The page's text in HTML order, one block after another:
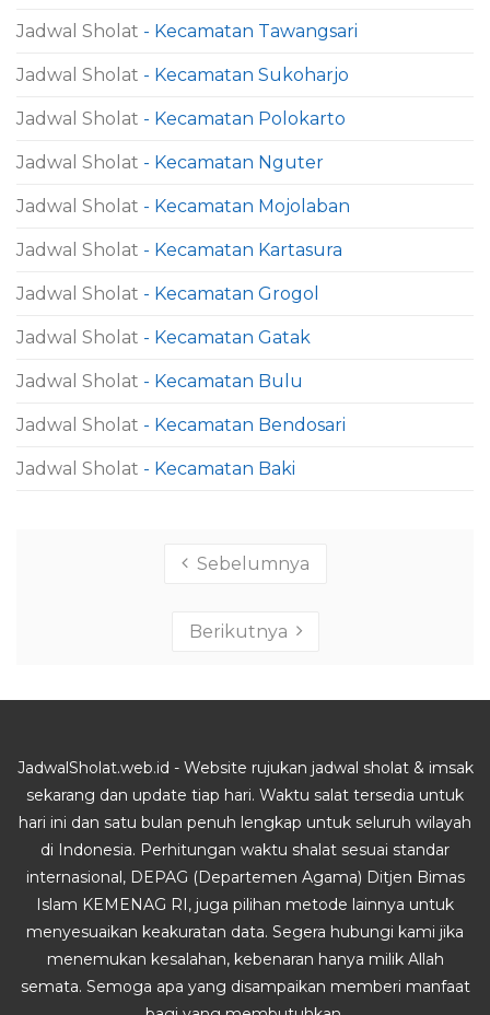
Jadwal Sholat - Kecamatan Tawangsari
Jadwal Sholat - Kecamatan Sukoharjo
Jadwal Sholat - Kecamatan Polokarto
Jadwal Sholat - Kecamatan Nguter
Jadwal Sholat - Kecamatan Mojolaban
Jadwal Sholat - Kecamatan Kartasura
Jadwal Sholat - Kecamatan Grogol
Jadwal Sholat - Kecamatan Gatak
Jadwal Sholat - Kecamatan Bulu
Jadwal Sholat - Kecamatan Bendosari
Jadwal Sholat - Kecamatan Baki
Sebelumnya
Berikutnya
JadwalSholat.web.id - Website rujukan jadwal sholat & imsak
sekarang dan update tiap hari. Waktu salat tersedia untuk
hari ini dan satu bulan penuh lengkap untuk seluruh wilayah
di Indonesia. Perhitungan waktu shalat sesuai standar
internasional, DEPAG (Departemen Agama) Ditjen Bimas
Islam KEMENAG RI, juga pilihan metode lainnya untuk
menyesuaikan keakuratan data. Segera hubungi kami jika
menemukan kesalahan, kebenaran hanya milik Allah
semata. Semoga apa yang disampaikan memberi manfaat